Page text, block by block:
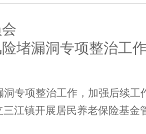
堵漏洞专项整治工
专项整治工作，加强后续工
江镇开展居民养老保险基金